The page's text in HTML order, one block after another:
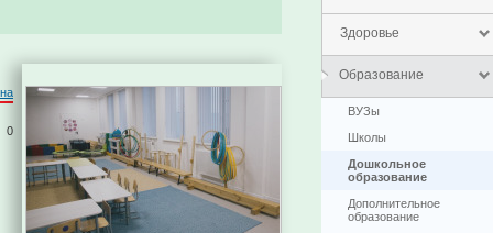
Здоровье
Образование
ВУЗы
Школы
Дошкольное
образование
Дополнительное
образование
0